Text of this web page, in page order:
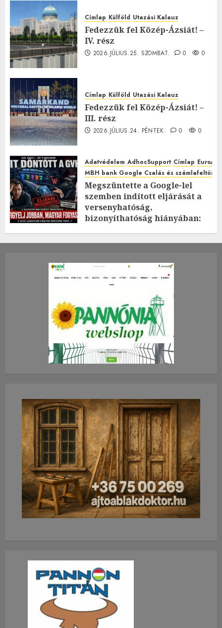
Címlap Külföld Utazási Kalauz
Fedezzük fel Közép-Ázsiát! –
IV. rész
2026.JÚLIUS.25. SZOMBAT. 0 0
Címlap Külföld Utazási Kalauz
Fedezzük fel Közép-Ázsiát! –
III. rész
2026.JÚLIUS.24. PÉNTEK. 0 0
Adatvédelem AdhocSupport Címlap
MBH bank Google Csalás és
Megszüntette a Google-lel
szemben indított eljárását a
versenyhatóság,
bizonyíthatóság hiányában:
2026.JÚLIUS.23. CSÜTÖRTÖK.
0